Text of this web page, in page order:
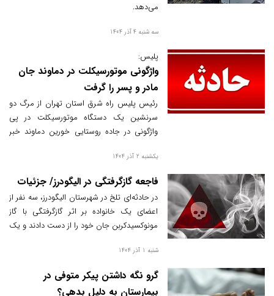
می‌دهد.
سه شنبه 4 آذر 1404
پلیس:
واژگونی موتورسیکلت در دماوند جان
مادر و پسر را گرفت
رئیس پلیس راه شرق استان تهران از مرگ دو
سرنشین یک دستگاه موتورسیکلت در پی
واژگونی در جاده روستایی خورین دماوند خبر
یکشنبه 2 آذر 1404
فاجعه گازگرفتگی در الیگودرز/ جزئیات
در حادثه‌ای تلخ در شهرستان الیگودرز، سه نفر از
اعضای یک خانواده بر اثر گازگرفتگی با گاز
مونوکسیدکربن جان خود را از دست دادند و یک
درمانی منتقل شد. اورژانس لرستان نسبت به
خطر افزایش گازگرفتگی در فصل سرما هشدار
داده است.
شنبه 1 آذر 1404
گرو نگه داشتن پیکر متوفی در
بیمارستان به‌ دلیل بدهی؟